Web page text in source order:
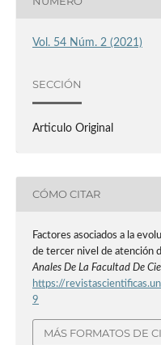
Vol. 54 Núm. 2 (2021)
SECCIÓN
Articulo Original
CÓMO CITAR
Factores asociados a la
de tercer nivel de atención
Anales De La Facultad De
https://
9
MÁS FORMATOS DE